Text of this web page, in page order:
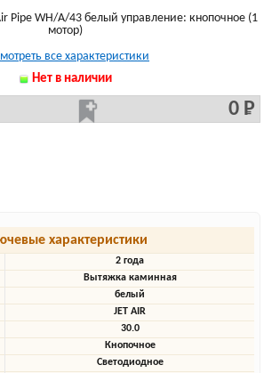
Pipe WH/A/43 белый управление: кнопочное (1
мотор)
все характеристики
Нет в наличии
0 Р
характеристики
2 года
Вытяжка каминная
белый
JET AIR
30.0
Кнопочное
Светодиодное